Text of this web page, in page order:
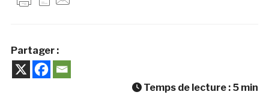
Partager :
Temps de lecture : 5 min